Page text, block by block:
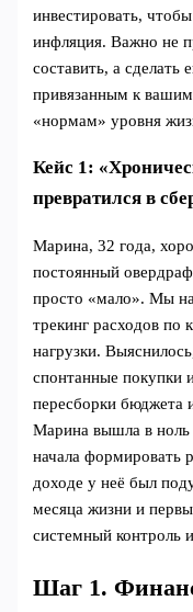
инвестировать,
инфляция. Важно не
составить, а
привязанным к
«нормам» уровня
Кейс 1:
превратился в
Марина, 32 года,
постоянный
просто «мало». Мы
трекинг расходов по
нагрузки.
спонтанные покупки
пересборки бюджета
Марина вышла в ноль
начала формировать
доходе у неё был
месяца жизни и
системный контроль
Шаг 1.